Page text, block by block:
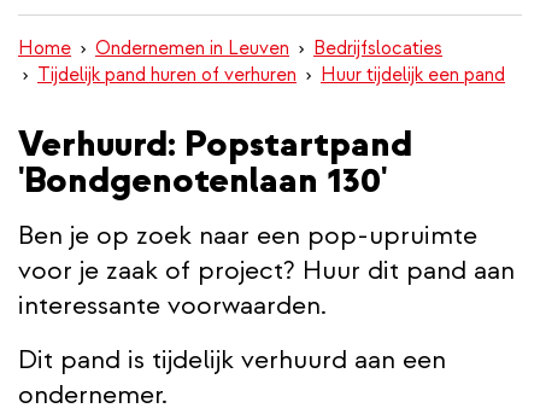
inhoud
gaan
Home Ondernemen in Leuven
Bedrijfslocaties
Tijdelijk pand huren of verhuren
Huur tijdelijk een pand
Verhuurd: Popstartpand
'Bondgenotenlaan 130'
Ben je op zoek naar een pop-upruimte
voor je zaak of project? Huur dit pand aan
interessante voorwaarden.
Dit pand is tijdelijk verhuurd aan een
ondernemer.